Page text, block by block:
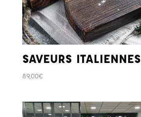
SAVEURS ITALIENNES
89,00€